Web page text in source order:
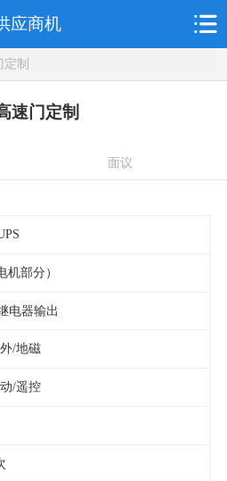
应商机
制
速门定制
面议
机部分）
电器输出
/地磁
/遥控